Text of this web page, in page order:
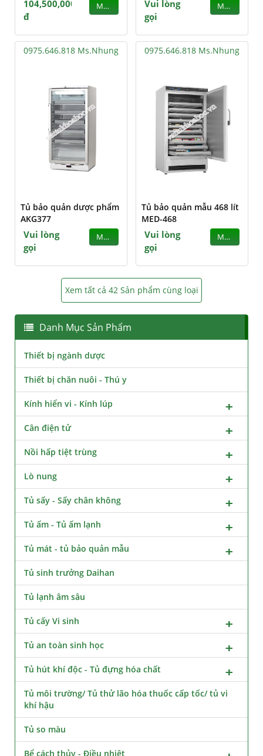
104,500,000
đ
MUA
Vui lòng
gọi
MUA
0975.646.818 Ms.Nhung
Tủ bảo quản dược phẩm
AKG377
Vui lòng
gọi
MUA
0975.646.818 Ms.Nhung
Tủ bảo quản mẫu 468 lít
MED-468
Vui lòng
gọi
MUA
Xem tất cả 42 Sản phẩm cùng loại
Danh Mục Sản Phẩm
Thiết bị ngành dược
Thiết bị chăn nuôi - Thú y
Kính hiển vi - Kính lúp
Cân điện tử
Nồi hấp tiệt trùng
Lò nung
Tủ sấy - Sấy chân không
Tủ ấm - Tủ ấm lạnh
Tủ mát - tủ bảo quản mẫu
Tủ sinh trưởng Daihan
Tủ lạnh âm sâu
Tủ cấy Vi sinh
Tủ an toàn sinh học
Tủ hút khí độc - Tủ đựng hóa chất
Tủ môi trường/ Tủ thử lão hóa thuốc cấp tốc/ tủ vi
khí hậu
Tủ so màu
Bể cách thủy - Điều nhiệt